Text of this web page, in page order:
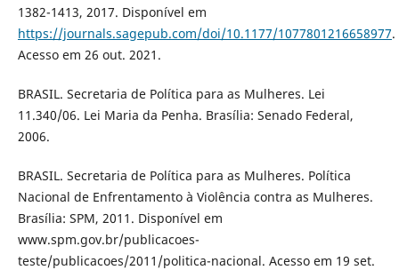
1382-1413, 2017. Disponível em
https://journals.sagepub.com/doi/10.1177/1077801216658977.
Acesso em 26 out. 2021.
BRASIL. Secretaria de Política para as Mulheres. Lei
11.340/06. Lei Maria da Penha. Brasília: Senado Federal,
2006.
BRASIL. Secretaria de Política para as Mulheres. Política
Nacional de Enfrentamento à Violência contra as Mulheres.
Brasília: SPM, 2011. Disponível em
www.spm.gov.br/publicacoes-
teste/publicacoes/2011/politica-nacional. Acesso em 19 set.